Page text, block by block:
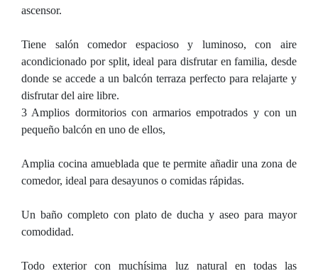
ascensor.
Tiene salón comedor espacioso y luminoso, con aire
acondicionado por split, ideal para disfrutar en familia, desde
donde se accede a un balcón terraza perfecto para relajarte y
disfrutar del aire libre.
3 Amplios dormitorios con armarios empotrados y con un
pequeño balcón en uno de ellos,
Amplia cocina amueblada que te permite añadir una zona de
comedor, ideal para desayunos o comidas rápidas.
Un baño completo con plato de ducha y aseo para mayor
comodidad.
Todo exterior con muchísima luz natural en todas las